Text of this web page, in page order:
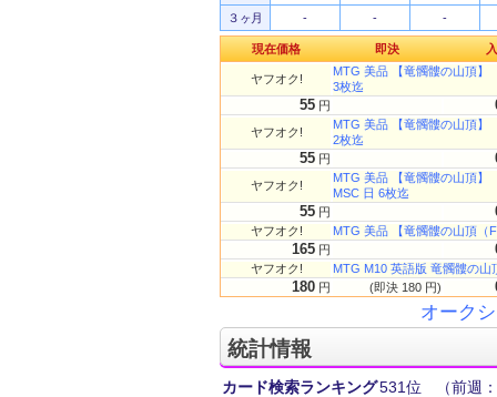
３ヶ月
- - -
現在価格 即決
ヤフオク!
MTG 美品 【竜髑髏の山頂】
3枚迄
55 円
ヤフオク!
MTG 美品 【竜髑髏の山頂】
2枚迄
55 円
ヤフオク!
MTG 美品 【竜髑髏の山頂】
MSC 日 6枚迄
55 円
ヤフオク! MTG 美品 【竜髑髏の山頂（
165 円
ヤフオク! MTG M10 英語版 竜髑髏の山
180 円 (即決 180 円)
オーク
統計情報
カード検索ランキング531位
（前週